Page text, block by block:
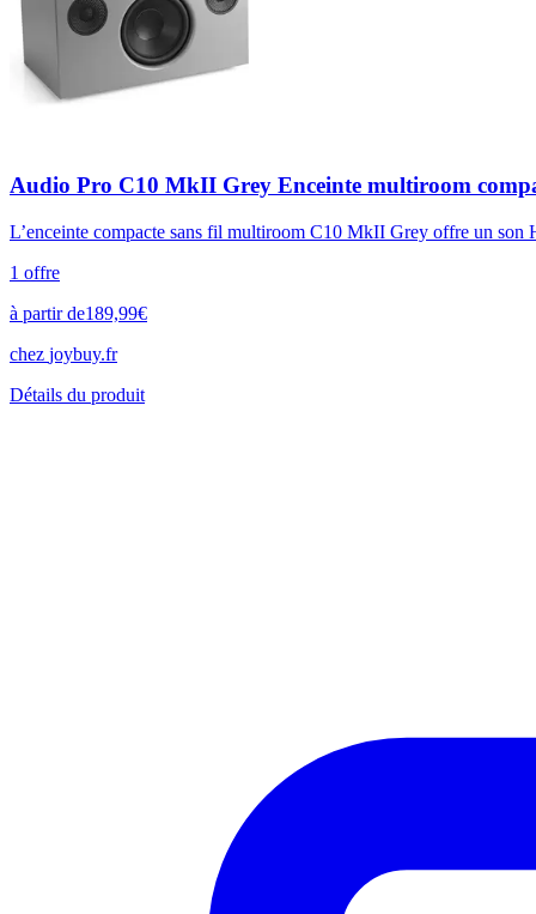
Audio Pro C10 MkII Grey Enceinte multiroom
L’enceinte compacte sans fil multiroom C10 MkII Grey offre un
1 offre
à partir de189,99€
chez joybuy.fr
Détails du produit